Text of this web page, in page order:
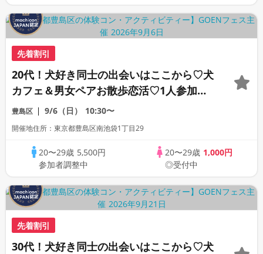
先着割引
20代！犬好き同士の出会いはここから♡犬
カフェ＆男女ペアお散歩恋活♡1人参加歓
迎※入場料1800円別途必要★わんことふれ
あえるおやつ付き
豊島区 9/6（日） 10:30〜
開催地住所：東京都豊島区南池袋1丁目29
20〜29歳 5,500円
参加者調整中
20〜29歳 1,000円
◎受付中
先着割引
30代！犬好き同士の出会いはここから♡犬